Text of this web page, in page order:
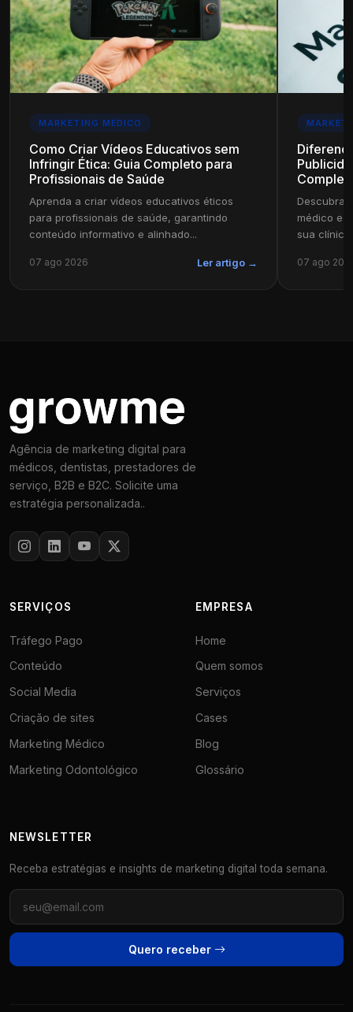
MARKETING MÉDICO
Como Criar Vídeos Educativos sem
Infringir Ética: Guia Completo para
Profissionais de Saúde
Aprenda a criar vídeos educativos éticos
para profissionais de saúde, garantindo
conteúdo informativo e alinhado...
07 ago 2026 Ler artigo →
Descubra
médico e
sua clínica
07 ago
Agência de marketing digital para
médicos, dentistas, prestadores de
serviço, B2B e B2C. Solicite uma
estratégia personalizada..
SERVIÇOS
Tráfego Pago
Conteúdo
Social Media
Criação de sites
Marketing Médico
Marketing Odontológico
EMPRESA
Home
Quem somos
Serviços
Cases
Blog
Glossário
NEWSLETTER
Receba estratégias e insights de marketing digital toda semana.
Quero receber